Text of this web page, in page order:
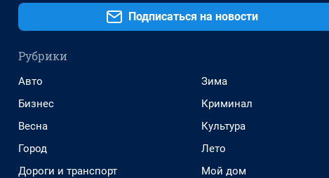
Подписаться на новости
Рубрики
Авто
Бизнес
Весна
Город
Дороги и транспорт
Зима
Криминал
Культура
Лето
Мой дом